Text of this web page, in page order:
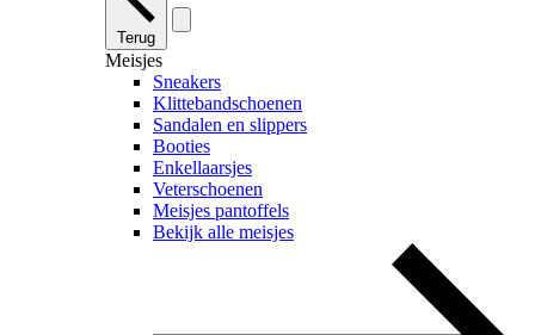
Terug
Meisjes
Sneakers
Klittebandschoenen
Sandalen en slippers
Booties
Enkellaarsjes
Veterschoenen
Meisjes pantoffels
Bekijk alle meisjes